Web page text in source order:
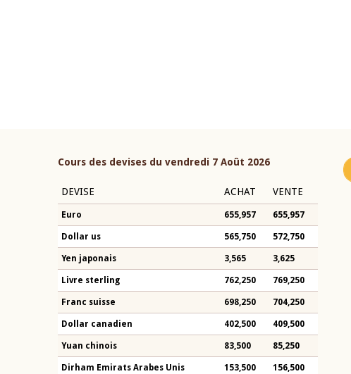
Cours des devises du vendredi 7 Août 2026
DEVISE ACHAT VENTE
Euro 655,957 655,957
Dollar us 565,750 572,750
Yen japonais 3,565 3,625
Livre sterling 762,250 769,250
Franc suisse 698,250 704,250
Dollar canadien 402,500 409,500
Yuan chinois 83,500 85,250
Dirham Emirats Arabes Unis 153,500 156,500